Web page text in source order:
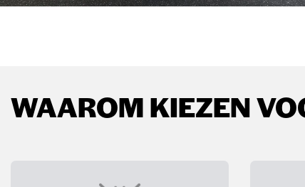
WAAROM KIEZEN